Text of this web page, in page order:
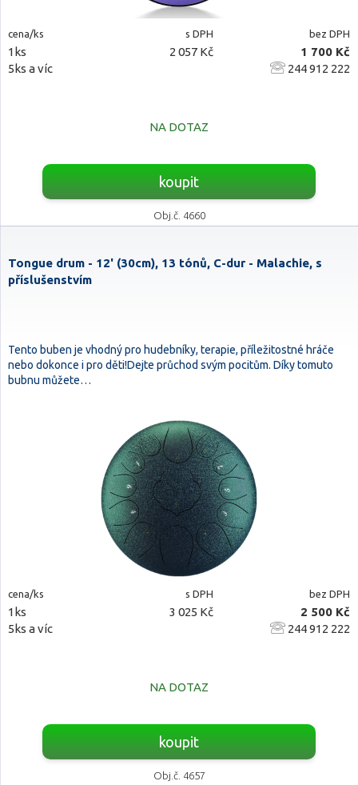
cena/ks s DPH bez DPH
1ks 2 057 Kč
1 700 Kč
5ks a víc
244 912 222
NA DOTAZ
koupit
Obj.č. 4660
Tongue drum - 12' (30cm), 13 tónů, C-dur - Malachie, s
příslušenstvím
Tento buben je vhodný pro hudebníky, terapie, příležitostné hráče
nebo dokonce i pro děti!Dejte průchod svým pocitům. Díky tomuto
bubnu můžete…
cena/ks s DPH bez DPH
1ks 3 025 Kč
2 500 Kč
5ks a víc
244 912 222
NA DOTAZ
koupit
Obj.č. 4657